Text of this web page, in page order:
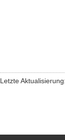
Letzte